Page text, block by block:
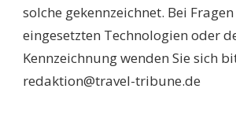
solche gekennzeichnet. Bei
eingesetzten Technologien oder
Kennzeichnung wenden Sie sich
redaktion@travel-tribune.de